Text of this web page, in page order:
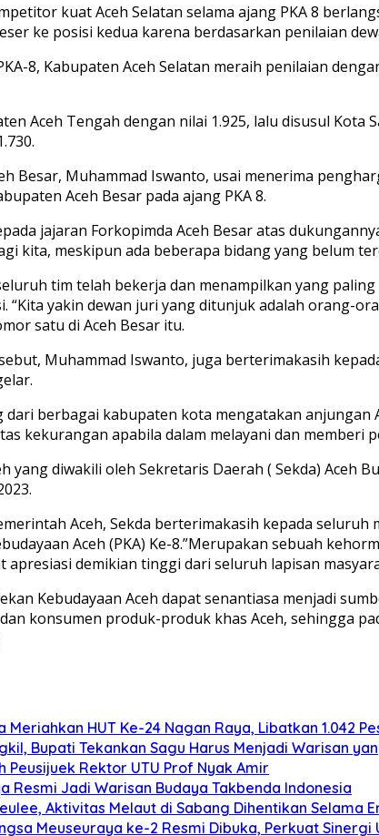
kuat Aceh Selatan selama ajang PKA 8
ke posisi kedua karena berdasarkan penilaian
8, Kabupaten Aceh Selatan meraih penilaian
Aceh Tengah dengan nilai 1.925, lalu disusul
Besar, Muhammad Iswanto, usai menerima
Aceh Besar pada ajang PKA 8.
jajaran Forkopimda Aceh Besar atas
kita, meskipun ada beberapa bidang yang belum
tim telah bekerja dan menampilkan yang
“Kita yakin dewan juri yang ditunjuk adalah orang-
satu di Aceh Besar itu.
Muhammad Iswanto, juga berterimakasih
berbagai kabupaten kota mengatakan anjungan
kekurangan apabila dalam melayani dan memberi
yang diwakili oleh Sekretaris Daerah ( Sekda) Aceh
Aceh, Sekda berterimakasih kepada
Aceh (PKA) Ke-8.”Merupakan sebuah
apresiasi demikian tinggi dari seluruh lapisan
Kebudayaan Aceh dapat senantiasa menjadi
konsumen produk-produk khas Aceh, sehingga
Meriahkan HUT Ke-24 Nagan Raya, Libatkan 1.042
Bupati Tekankan Sagu Harus Menjadi Warisan
Peusijuek Rektor UTU Prof Nyak Amir
Resmi Jadi Warisan Budaya Takbenda Indonesia
Aktivitas Melaut di Sabang Dihentikan Selama
Meuseuraya ke-2 Resmi Dibuka, Perkuat Sinergi